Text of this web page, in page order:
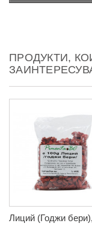
ПРОДУКТИ,
Лиций (Годжи бери),